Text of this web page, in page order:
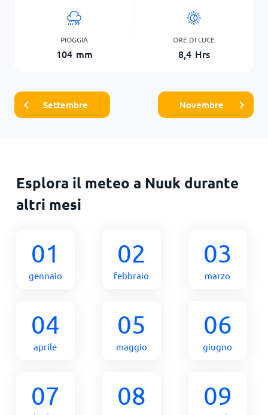
PIOGGIA
104 mm
ORE DI LUCE
8,4 Hrs
Settembre Novembre
Esplora il meteo a Nuuk durante
altri mesi
01
gennaio
02
febbraio
03
marzo
04
aprile
05
maggio
06
giugno
07 08 09